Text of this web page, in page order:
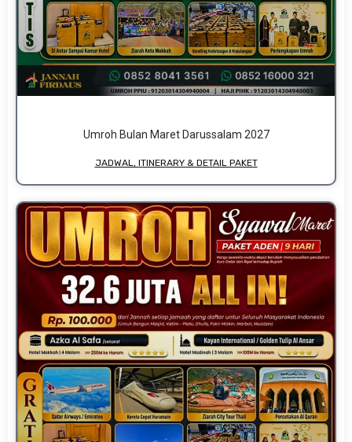
Umroh Bulan Maret Darussalam 2027
JADWAL, ITINERARY & DETAIL PAKET